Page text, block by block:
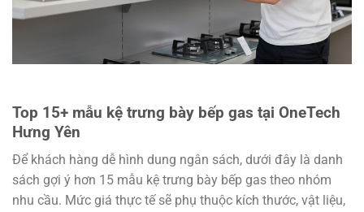
Top 15+ mẫu kệ trưng bày bếp gas tại OneTech
Hưng Yên
Để khách hàng dễ hình dung ngân sách, dưới đây là danh
sách gợi ý hơn 15 mẫu kệ trưng bày bếp gas theo nhóm
nhu cầu. Mức giá thực tế sẽ phụ thuộc kích thước, vật liệu,